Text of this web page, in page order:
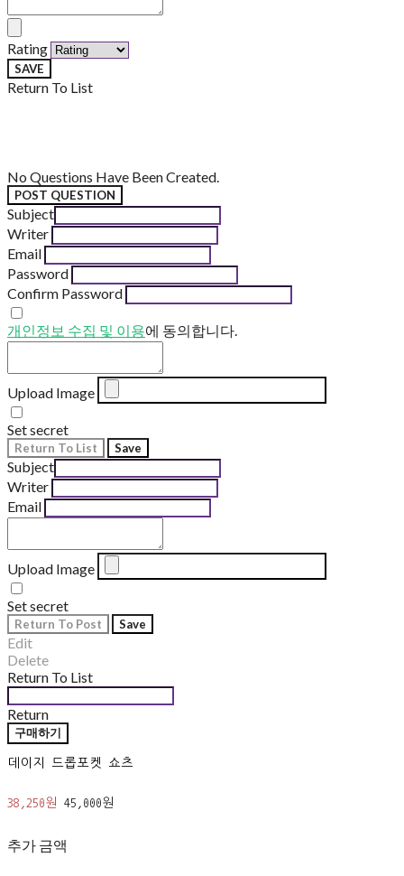
Rating
SAVE
Return To List
No Questions Have Been Created.
POST QUESTION
Subject
Writer
Email
Password
Confirm Password
개인정보 수집 및 이용에 동의합니다.
Upload Image
Set secret
Return To List Save
Subject
Writer
Email
Upload Image
Set secret
Return To Post Save
Edit
Delete
Return To List
Return
구매하기
데이지 드롭포켓 쇼츠
38,250원 45,000원
추가 금액